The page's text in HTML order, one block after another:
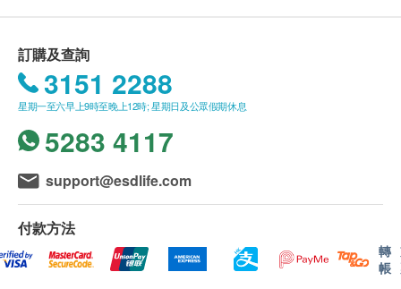
泌尿情況
小便顏色
小便比重
小便膽紅素定性
小便血
小便紅血球
小便白血球
小便皮細胞
超薄柏氏子宮頸抹片檢驗及人類乳頭瘤病毒HPV DNA檢查
只限有性經驗女性
HK$1,400.0
超薄子宮頸細胞抹片檢查
只限有性經驗女性
540.0
幽門螺旋菌可引致多種胃病，如胃痛、胃氣、胃炎、胃酸倒流
HK$800.0
除了個別計劃由醫生講解報告，一般情況下，將由
註冊護士在電話上講解，及安排領取報告事宜。
所有自選項目一經電話確認預約後，項目不得作出
更改。
附加項目檢驗者必須跟計劃檢驗者為同一人。
留最後決定權。
所有身體檢查並非作為醫務診斷或治療用途。謹此
提醒閣下，儘管檢查結果表面上屬正常，還是有可
能有某些隱藏的疾病在稍後時間才會顯現。
故當閣下身體出現任何疾病徵兆時，應立即諮詢有
訂購及查詢
3151 2288
星期一至六早上9時至晚上12時; 星期日及公眾假期休息
5283 4117
support@esdlife.com
付款方法
轉
帳